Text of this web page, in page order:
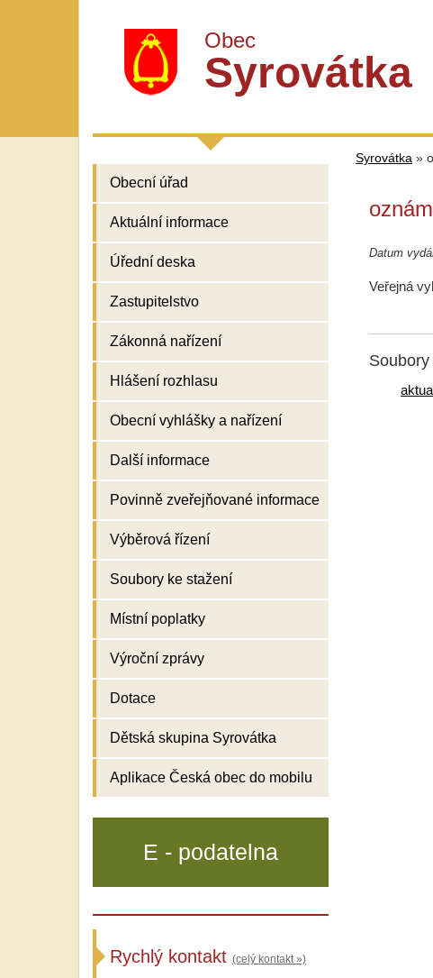
Obec
Syrovátka
Obecní úřad
Aktuální informace
Úřední deska
Zastupitelstvo
Zákonná nařízení
Hlášení rozhlasu
Obecní vyhlášky a nařízení
Další informace
Povinně zveřejňované informace
Výběrová řízení
Soubory ke stažení
Místní poplatky
Výroční zprávy
Dotace
Dětská skupina Syrovátka
Aplikace Česká obec do mobilu
Syrovátka »
Datum
Veřejná
E - podatelna
Rychlý kontakt (celý kontakt »)